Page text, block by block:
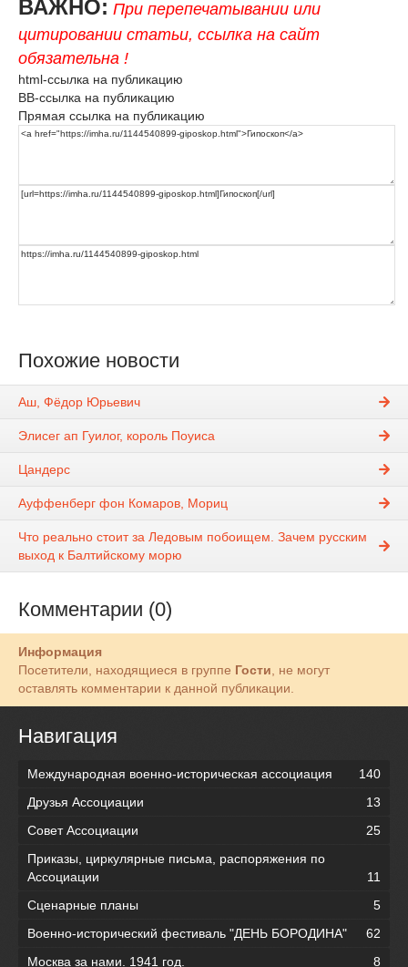
ВАЖНО: При перепечатывании или
цитировании статьи, ссылка на сайт
обязательна !
html-ссылка на публикацию
BB-ссылка на публикацию
Прямая ссылка на публикацию
Похожие новости
Аш, Фёдор Юрьевич
Элисег ап Гуилог, король Поуиса
Цандерс
Ауффенберг фон Комаров, Мориц
Что реально стоит за Ледовым побоищем. Зачем русским
выход к Балтийскому морю
Комментарии (0)
Информация
Посетители, находящиеся в группе Гости , не могут
оставлять комментарии к данной публикации.
Навигация
Международная военно-историческая ассоциация
140
Друзья Ассоциации
13
Совет Ассоциации
25
Приказы, циркулярные письма, распоряжения по
Ассоциации
11
Сценарные планы
5
Военно-исторический фестиваль "ДЕНЬ БОРОДИНА"
62
Москва за нами. 1941 год.
8